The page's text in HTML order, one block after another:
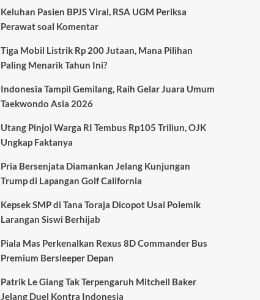
Keluhan Pasien BPJS Viral, RSA UGM Periksa
Perawat soal Komentar
Tiga Mobil Listrik Rp 200 Jutaan, Mana Pilihan
Paling Menarik Tahun Ini?
Indonesia Tampil Gemilang, Raih Gelar Juara Umum
Taekwondo Asia 2026
Utang Pinjol Warga RI Tembus Rp105 Triliun, OJK
Ungkap Faktanya
Pria Bersenjata Diamankan Jelang Kunjungan
Trump di Lapangan Golf California
Kepsek SMP di Tana Toraja Dicopot Usai Polemik
Larangan Siswi Berhijab
Piala Mas Perkenalkan Rexus 8D Commander Bus
Premium Bersleeper Depan
Patrik Le Giang Tak Terpengaruh Mitchell Baker
Jelang Duel Kontra Indonesia